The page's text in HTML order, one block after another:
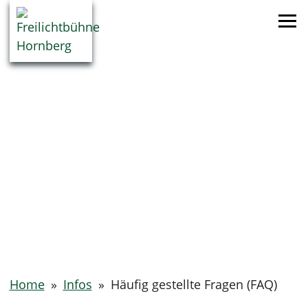
Home » Infos » Häufig gestellte Fragen (FAQ)